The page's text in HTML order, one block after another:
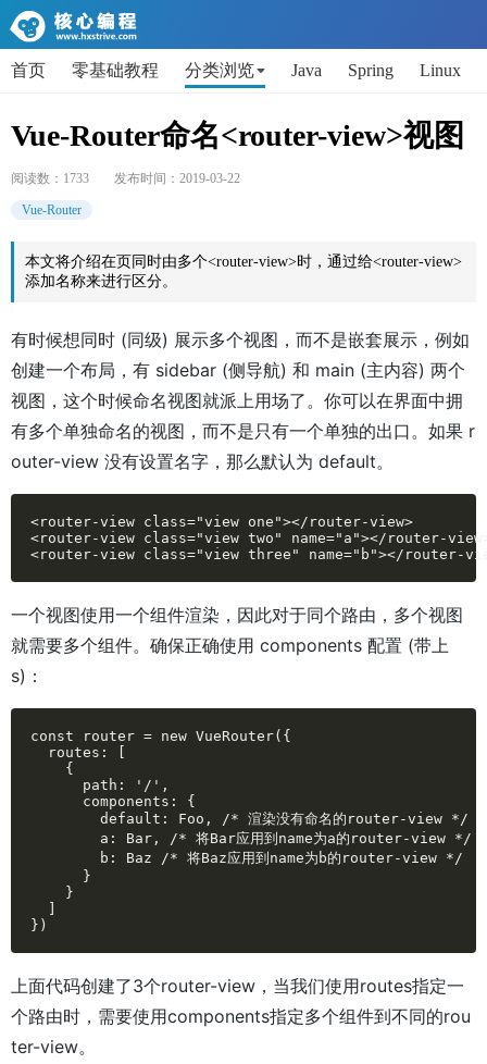
首页 零基础教程 分类浏览 Java Spring Linux
Vue-Router命名<router-view>视图
阅读数： 1733 发布时间： 2019-03-22
Vue-Router
本文将介绍在页同时由多个<router-view>时，通过给<router-view>
添加名称来进行区分。
有时候想同时 (同级) 展示多个视图，而不是嵌套展示，例如
创建一个布局，有 sidebar (侧导航) 和 main (主内容) 两个
视图，这个时候命名视图就派上用场了。你可以在界面中拥
有多个单独命名的视图，而不是只有一个单独的出口。如果 r
outer-view 没有设置名字，那么默认为 default。
<router-view class="view one"></router-view>
<router-view class="view two" name="a"></router-
<router-view class="view three" name="b"></router-
一个视图使用一个组件渲染，因此对于同个路由，多个视图
就需要多个组件。确保正确使用 components 配置 (带上
s)：
const router = new VueRouter({
routes: [
{
path: '/',
components: {
default: Foo, /* 渲染没有命名的router-view */
a: Bar, /* 将Bar应用到name为a的router-view */
b: Baz /* 将Baz应用到name为b的router-view */
}
}
})
上面代码创建了3个router-view，当我们使用routes指定一
个路由时，需要使用components指定多个组件到不同的rou
ter-view。